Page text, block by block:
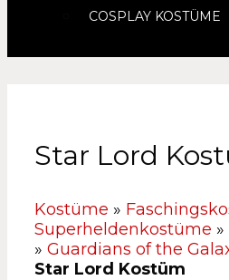
COSPLAY KOSTÜME
Star Lord
Kostüme »
Superheldenkostüme »
» Guardians of the
Star Lord Kostüm